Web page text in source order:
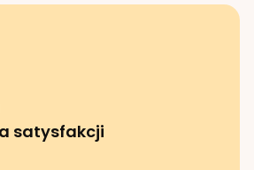
satysfakcji